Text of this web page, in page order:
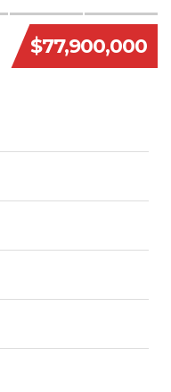
$77,900,000